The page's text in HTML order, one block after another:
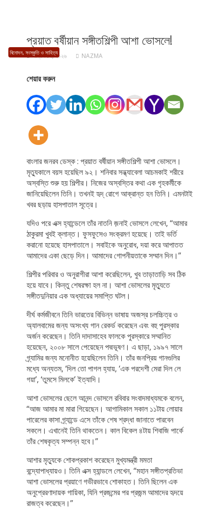
বিনোদন, সংস্কৃতি ও সাহিত্য
প্রয়াত বর্ষীয়ান সঙ্গীতশিল্পী আশা ভোসলে!
এপ্রিল ১২, ২০২৬ NAZMA
শেয়ার করুন
বাংলার জনরব ডেস্ক : প্রয়াত বর্ষীয়ান সঙ্গীতশিল্পী আশা ভোসলে।
মৃত্যুকালে বয়স হয়েছিল ৯২। শনিবার সন্ধ্যাবেলা আচমকাই শরীরে
অস্বস্তি শুরু হয় শিল্পীর। নিজের অস্বস্তির কথা এক গৃহকর্মীকে
জানিয়েছিলেন তিনি। তখনই হৃদ্ রোগে আক্রান্ত হন তিনি। এমনটাই
খবর ছড়ায় হাসপাতাল সূত্রে।
যদিও পরে এক্স হ্যান্ডেলে তাঁর নাতনি জ়নাই ভোসলে লেখেন, “আমার
ঠাকুরমা খুবই ক্লান্ত। ফুসফুসেও সংক্রমণ হয়েছে। তাই ভর্তি
করানো হয়েছে হাসপাতালে। সবাইকে অনুরোধ, দয়া করে আপাতত
আমাদের একা ছেড়ে দিন। আমাদের গোপনীয়তাকে সম্মান দিন।”
শিল্পীর পরিবার ও অনুরাগীরা আশা করেছিলেন, খুব তাড়াতাড়ি সব ঠিক
হয়ে যাবে। কিন্তু শেষরক্ষা হল না। আশা ভোসলের মৃত্যুতে
সঙ্গীতদুনিয়ার এক অধ্যায়ের সমাপ্তি ঘটল।
দীর্ঘ কর্মজীবনে তিনি ভারতের বিভিন্ন ভাষায় অজস্র চলচ্চিত্র ও
অ্যালবামের জন্য অসংখ্য গান রেকর্ড করেছেন এবং বহু পুরস্কার
অর্জন করেছেন। তিনি দাদাসাহেব ফালকে পুরস্কারে সম্মানিত
হয়েছেন, ২০০৮ সালে পেয়েছেন পদ্মভূষণ। এ ছাড়া, ১৯৯৭ সালে
গ্র্যামির জন্য মনোনীত হয়েছিলেন তিনি। তাঁর জনপ্রিয় গানগুলির
মধ্যে অন্যতম, ‘দিল তো পাগল হ্যায়, ‘এক পরদেশী মেরা দিল লে
গয়া’, ‘তুমসে মিলকে’ ইত্যাদি।
আশা ভোসলের ছেলে আনন্দ ভোসলে রবিবার সংবাদমাধ্যমকে বলেন,
“আজ আমার মা মারা গিয়েছেন। আগামিকাল সকাল ১১টায় লোয়ার
পারেলের কাসা গ্র্যান্ডে এসে তাঁকে শেষ শ্রদ্ধা জানাতে পারবেন
সকলে। এখানেই তিনি থাকতেন। কাল বিকেল ৪টায় শিবাজি পার্কে
তাঁর শেষকৃত্য সম্পন্ন হবে।”
আশার মৃত্যুকে শোকপ্রকাশ করেছেন মুখ্যমন্ত্রী মমতা
বন্দ্যোপাধ্যায়ও। তিনি এক্স হ্যান্ডলে লেখেন, “মহান সঙ্গীতপ্রতিভা
আশা ভোসলের প্রয়াণে গভীরভাবে শোকাহত। তিনি ছিলেন এক
অনুপ্রেরণাদায়ক গায়িকা, যিনি প্রজন্মের পর প্রজন্ম আমাদের হৃদয়ে
রাজত্ব করেছেন।”